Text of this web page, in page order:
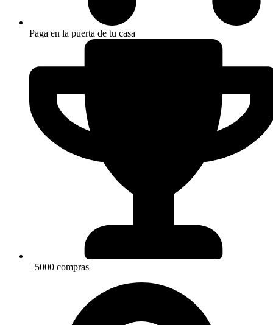
Paga en la puerta de tu casa
+5000 compras